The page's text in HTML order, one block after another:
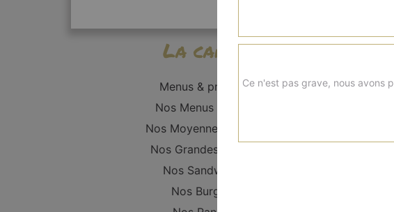
La carte
Menus & promos
Nos Menus Enfant
Nos Moyennes Pizzas
Nos Grandes Pizzas
Nos Sandwichs
Nos Burgers
Ce n'est pas grave, nous avons